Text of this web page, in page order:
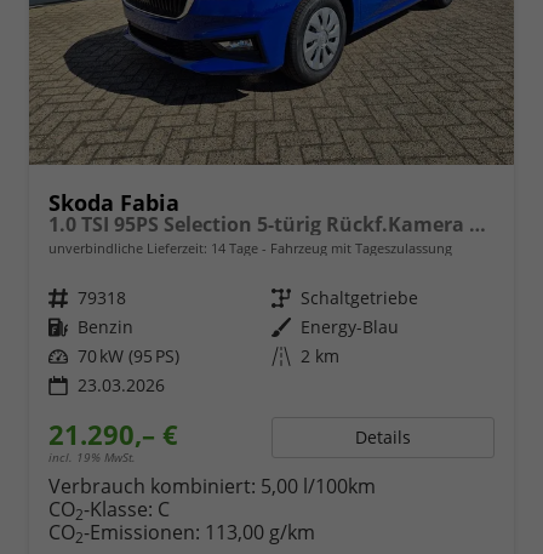
Skoda Fabia
1.0 TSI 95PS Selection 5-türig Rückf.Kamera Parksensoren Sitzheizung Multifunktionslenkrad Klima Skoda-Radio Bluetooth Touchscreen Tempomat Nebelsch. Apple CarPlay + Android Auto
unverbindliche Lieferzeit: 14 Tage Fahrzeug mit Tageszulassung
Fahrzeugnr. 79318 Getriebe Schaltgetriebe
Kraftstoff Benzin Außenfarbe Energy-Blau
Leistung 70 kW (95 PS) Kilometerstand 2 km
23.03.2026
21.290,– €
incl. 19% MwSt.
Details
Verbrauch kombiniert: 5,00 l/100km
CO2-Klasse: C
CO2-Emissionen: 113,00 g/km